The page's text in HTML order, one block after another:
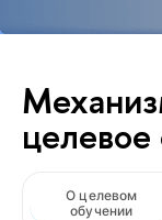
целевое
О целевом
обучении